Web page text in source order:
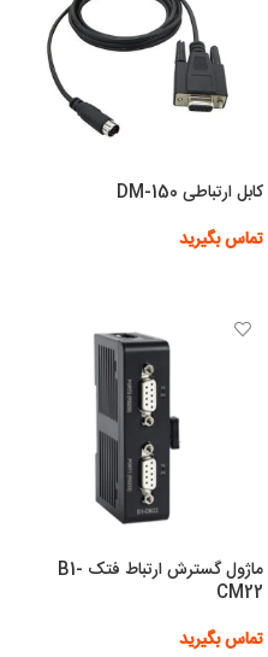
کابل ارتباطی DM-150
تماس بگیرید
ماژول گسترش ارتباط فتک B1-
CM22
تماس بگیرید